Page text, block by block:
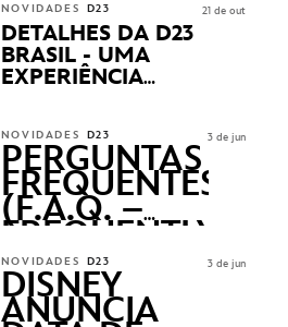
NOVIDADES D23
DETALHES DA D23
BRASIL - UMA
EXPERIÊNCIA
21 de out
NOVIDADES D23
PERGUNTAS
FREQUENTES
(F.A.Q. –
FREQUENTLY
ASKED
QUESTIONS)
3 de jun
NOVIDADES D23
DISNEY
ANUNCIA
3 de jun